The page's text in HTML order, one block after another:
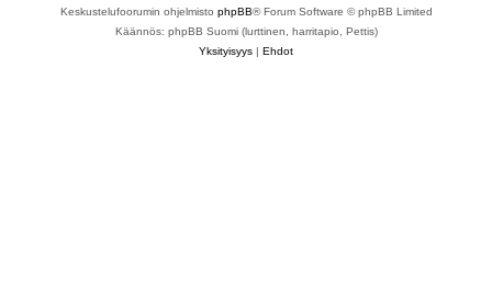
Keskustelufoorumin ohjelmisto phpBB® Forum Software © phpBB Limited
Käännös: phpBB Suomi (lurttinen, harritapio, Pettis)
Yksityisyys | Ehdot